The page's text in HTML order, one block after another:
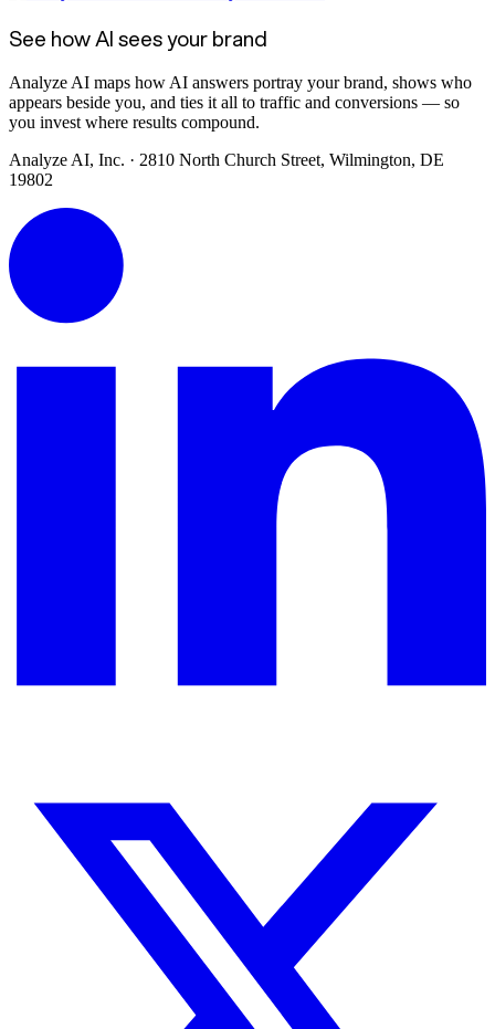
See how AI sees your brand
Analyze AI maps how AI answers portray your brand, shows who
appears beside you, and ties it all to traffic and conversions — so
you invest where results compound.
Analyze AI, Inc. · 2810 North Church Street, Wilmington, DE
19802